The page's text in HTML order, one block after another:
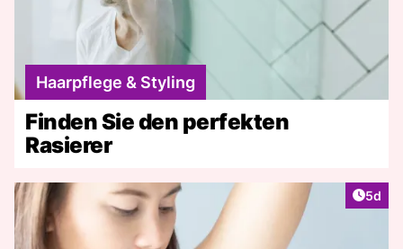
Haarpflege & Styling
Finden Sie den perfekten
Rasierer
5d